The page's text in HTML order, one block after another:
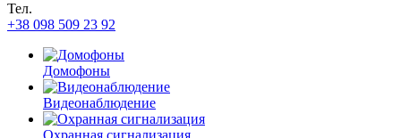
Тел.
+38 098 509 23 92
Домофоны
Видеонаблюдение
Охранная сигнализация